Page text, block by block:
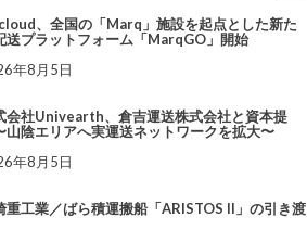
、全国の「Marq」施設を起点とした新た
送プラットフォーム「MarqGO」開始
年8月5日
会社Univearth、倉吉運送株式会社と資本提
山陰エリアへ実運送ネットワークを拡大〜
年8月5日
重工業／ばら積運搬船「ARISTOS II」の引き渡